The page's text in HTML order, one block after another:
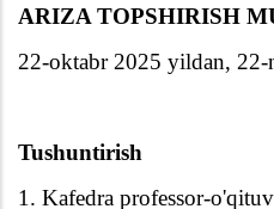
ARIZA TOPSHIRISH
22-oktabr 2025 yildan,
Tushuntirish
1. Kafedra professor-